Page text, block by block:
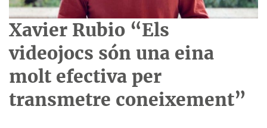
Xavier Rubio “Els
videojocs són una eina
molt efectiva per
transmetre coneixement”